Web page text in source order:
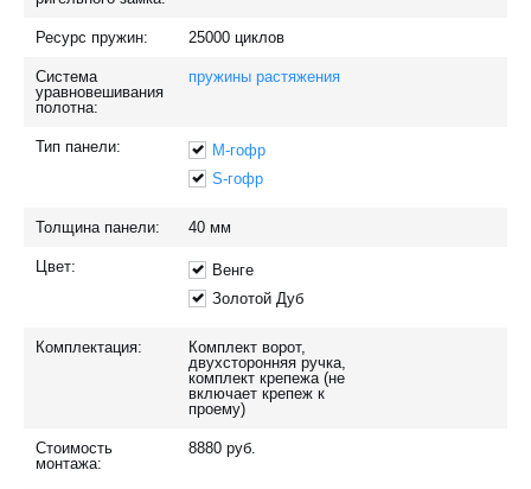
Ресурс пружин: 25000 циклов
Система
уравновешивания
полотна:
пружины растяжения
Тип панели:
M-гофр
S-гофр
Толщина панели: 40 мм
Цвет:
Венге
Золотой Дуб
Комплектация:
Комплект ворот,
двухсторонняя ручка,
комплект крепежа (не
включает крепеж к
проему)
Стоимость
монтажа:
8880 руб.